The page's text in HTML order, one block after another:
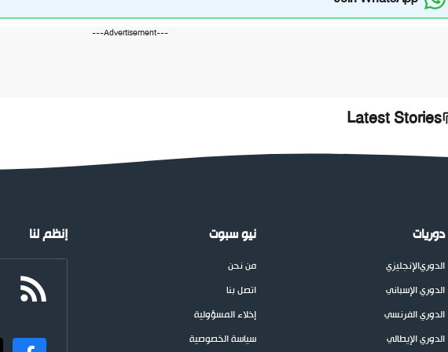
---Advertisement---
Latest Stories
دوريات
الدوريالإنجليزي
الدوري الإسباني
الدوري الفرنسي
الدوري الإيطالي
نيو سبوت
من نحن
اتصل بنا
إخلاء المسؤولية
سياسة الخصوصية
إنظم لنا